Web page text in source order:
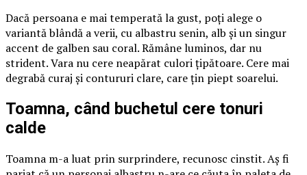
Dacă persoana e mai temperată la gust, poți alege o
variantă blândă a verii, cu albastru senin, alb și un singur
accent de galben sau coral. Rămâne luminos, dar nu
strident. Vara nu cere neapărat culori țipătoare. Cere mai
degrabă curaj și contururi clare, care țin piept soarelui.
Toamna, când buchetul cere tonuri
calde
Toamna m-a luat prin surprindere, recunosc cinstit. Aș fi